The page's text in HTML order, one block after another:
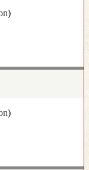
)
)